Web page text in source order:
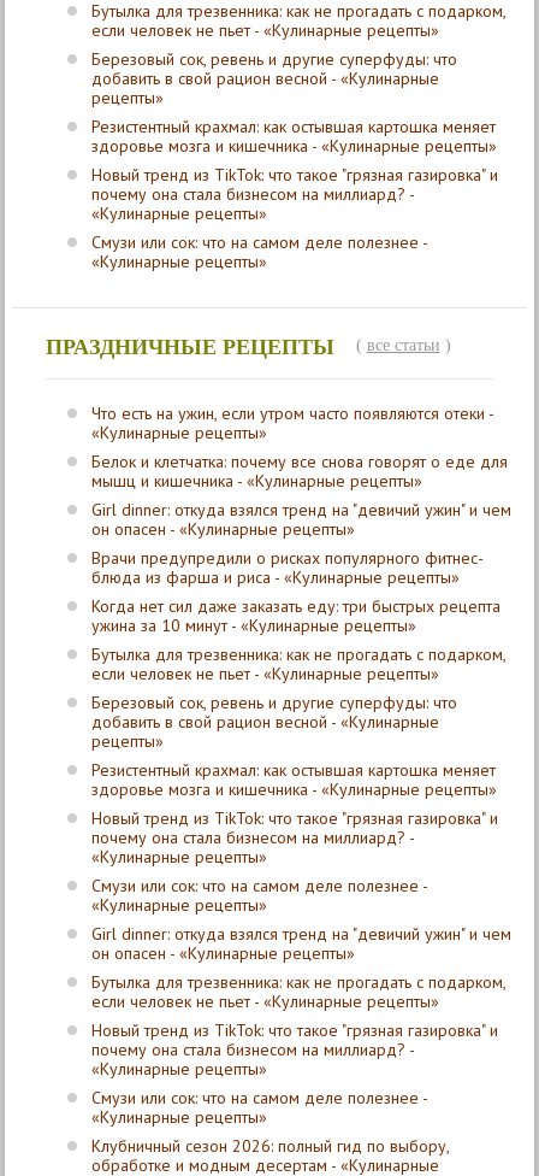
Бутылка для трезвенника: как не прогадать с подарком,
если человек не пьет - «Кулинарные рецепты»
Березовый сок, ревень и другие суперфуды: что
добавить в свой рацион весной - «Кулинарные
рецепты»
Резистентный крахмал: как остывшая картошка меняет
здоровье мозга и кишечника - «Кулинарные рецепты»
Новый тренд из TikTok: что такое "грязная газировка" и
почему она стала бизнесом на миллиард? -
«Кулинарные рецепты»
Смузи или сок: что на самом деле полезнее -
«Кулинарные рецепты»
ПРАЗДНИЧНЫЕ РЕЦЕПТЫ ( все статьи )
Что есть на ужин, если утром часто появляются отеки -
«Кулинарные рецепты»
Белок и клетчатка: почему все снова говорят о еде для
мышц и кишечника - «Кулинарные рецепты»
Girl dinner: откуда взялся тренд на "девичий ужин" и чем
он опасен - «Кулинарные рецепты»
Врачи предупредили о рисках популярного фитнес-
блюда из фарша и риса - «Кулинарные рецепты»
Когда нет сил даже заказать еду: три быстрых рецепта
ужина за 10 минут - «Кулинарные рецепты»
Бутылка для трезвенника: как не прогадать с подарком,
если человек не пьет - «Кулинарные рецепты»
Березовый сок, ревень и другие суперфуды: что
добавить в свой рацион весной - «Кулинарные
рецепты»
Резистентный крахмал: как остывшая картошка меняет
здоровье мозга и кишечника - «Кулинарные рецепты»
Новый тренд из TikTok: что такое "грязная газировка" и
почему она стала бизнесом на миллиард? -
«Кулинарные рецепты»
Смузи или сок: что на самом деле полезнее -
«Кулинарные рецепты»
Girl dinner: откуда взялся тренд на "девичий ужин" и чем
он опасен - «Кулинарные рецепты»
Бутылка для трезвенника: как не прогадать с подарком,
если человек не пьет - «Кулинарные рецепты»
Новый тренд из TikTok: что такое "грязная газировка" и
почему она стала бизнесом на миллиард? -
«Кулинарные рецепты»
Смузи или сок: что на самом деле полезнее -
«Кулинарные рецепты»
Клубничный сезон 2026: полный гид по выбору,
обработке и модным десертам - «Кулинарные